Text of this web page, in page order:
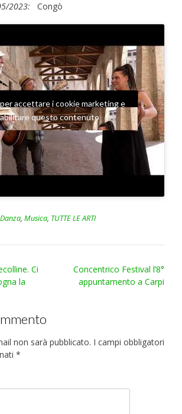
2023: Congò
per accettare i cookie marketing e
abilitare questo contenuto
Danza, Musica, TUTTE LE ARTI
Ci
la
Concentrico Festival l’8°
appuntamento a Carpi
non sarà pubblicato. I campi obbligatori
*